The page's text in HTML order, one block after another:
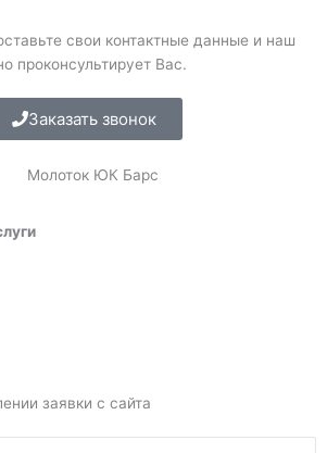
свои контактные данные и наш
проконсультирует Вас.
Заказать звонок
заявки с сайта